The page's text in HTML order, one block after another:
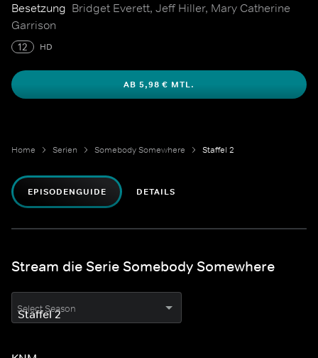
Besetzung Bridget Everett, Jeff Hiller, Mary Catherine
Garrison
12 HD
AB 5,98 € MTL.
Home Serien Somebody Somewhere Staffel 2
EPISODENGUIDE DETAILS
Stream die Serie Somebody Somewhere
Select Season